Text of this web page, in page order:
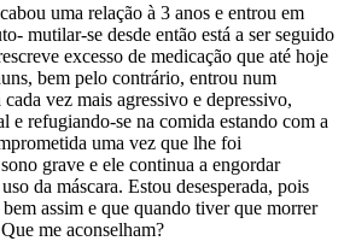
uma relação à 3 anos e entrou em
mutilar-se desde então está a ser seguido
excesso de medicação que até hoje
bem pelo contrário, entrou num
vez mais agressivo e depressivo,
e refugiando-se na comida estando com a
uma vez que lhe foi
grave e ele continua a engordar
da máscara. Estou desesperada, pois
assim e que quando tiver que morrer
me aconselham?